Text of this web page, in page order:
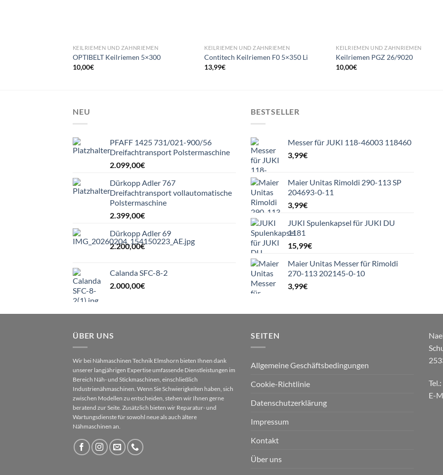
KEILRIEMEN UND ZAHNRIEMEN
OPTIBELT Keilriemen 5×300
10,00€
KEILRIEMEN UND ZAHNRIEMEN
Contitech Keilriemen F0 5×350 Li
13,99€
KEILRIEMEN UND ZAHNRIEMEN
Keilriemen PGZ 26/9020
10,00€
NEU
PFAFF 1425 731/021-900/56
Dreifachtransport Polstermaschine
2.099,00€
Dürkopp Adler 767
Dreifachtransport vollautomatische
Polstermaschine
2.399,00€
Dürkopp Adler 69
2.200,00€
Calanda SFC-8-2
2.000,00€
BESTSELLER
Messer für JUKI 118-46003 118460
3,99€
Maier Unitas Rimoldi 290-113 SP
204693-0-11
3,99€
JUKI Spulenkapsel für JUKI DU
1181
15,99€
Maier Unitas Messer für Rimoldi
270-113 202145-0-10
3,99€
ÜBER UNS
Wir bei Nähmaschinen Technik Elmshorn bieten Ihnen dank
unserer langjährigen Expertise umfassende Dienstleistungen im
Bereich Näh- und Stickmaschinen, einschließlich
Industrienähmaschinen. Wenn Sie Schwierigkeiten haben, sich
zwischen Modellen zu entscheiden, stehen wir Ihnen gerne
beratend zur Seite. Zusätzlich bieten wir Reparatur- und
Wartungsdienste für sowohl neue als auch ältere
Nähmaschinen an.
SEITEN
Allgemeine Geschäftsbedingungen
Cookie-Richtlinie
Datenschutzerklärung
Impressum
Kontakt
Über uns
E-